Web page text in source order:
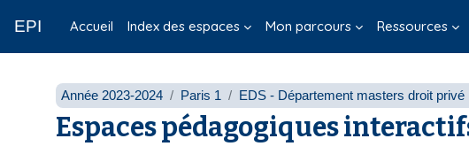
EPI Accueil Index des espaces Mon parcours Ressources
Année 2023-2024 Paris 1 EDS - Département masters droit privé
Espaces pédagogiques